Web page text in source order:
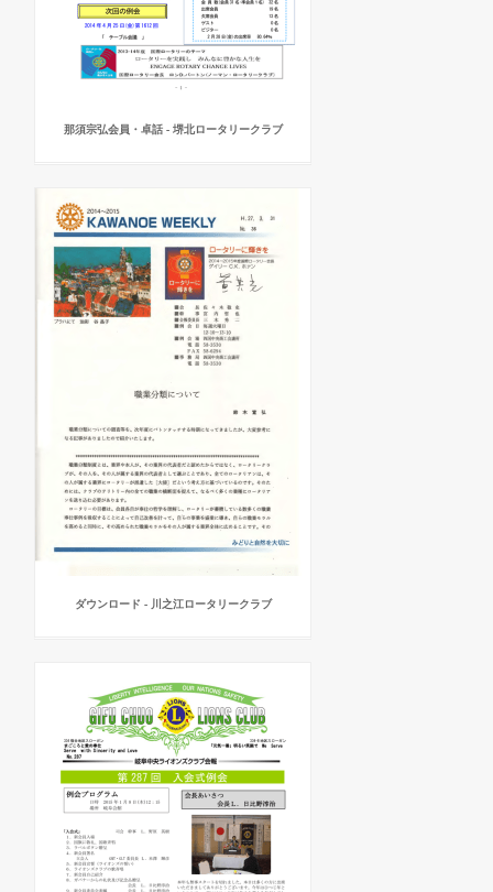
那須宗弘会員・卓話 - 堺北ロータリークラブ
ダウンロード - 川之江ロータリークラブ